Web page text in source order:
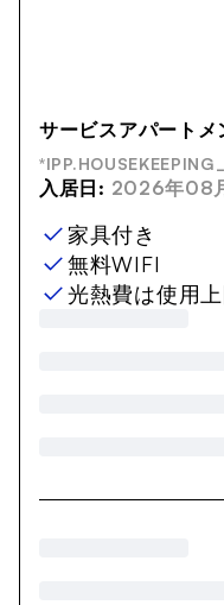
サービスアパート
入居日: 2026年08
家具付き
無料WIFI
光熱費は使用